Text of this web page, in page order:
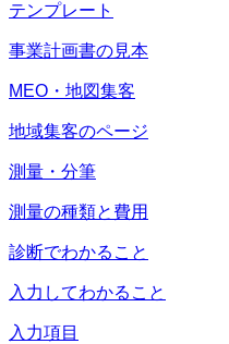
テンプレート
事業計画書の見本
MEO・地図集客
地域集客のページ
測量・分筆
測量の種類と費用
診断でわかること
入力してわかること
入力項目